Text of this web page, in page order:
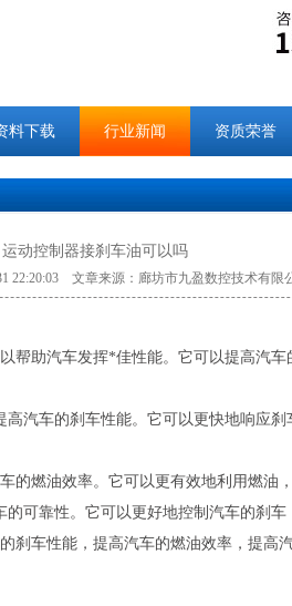
料下载 行业新闻 资质荣誉
运动控制器接刹车油可以吗
22:20:03 文章来源：廊坊市九盈数控技术有限
帮助汽车发挥*佳性能。它可以提高汽车
汽车的刹车性能。它可以更快地响应
的燃油效率。它可以更有效地利用燃油
可靠性。它可以更好地控制汽车的刹车
刹车性能，提高汽车的燃油效率，提高